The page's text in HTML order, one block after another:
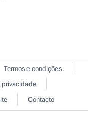
Termos e condições
privacidade
Contacto